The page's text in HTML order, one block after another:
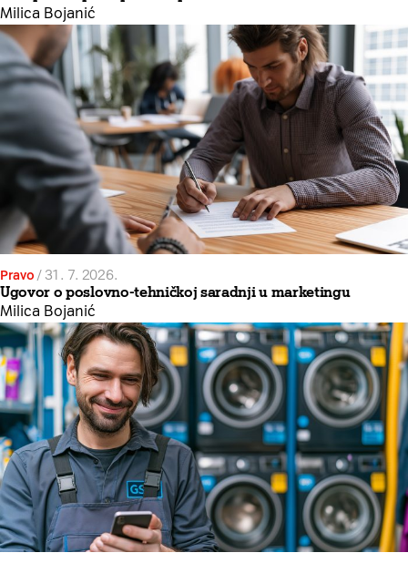
Milica Bojanić
Pravo / 31. 7. 2026.
Ugovor o poslovno-tehničkoj saradnji u marketingu
Milica Bojanić